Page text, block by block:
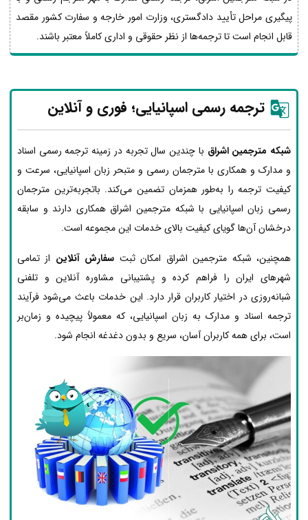
پیگیری مراحل تأیید دادگستری، وزارت امور خارجه و سفارت کشور مقصد
قابل انجام است تا ترجمه‌ها از نظر حقوقی و اداری کاملاً معتبر باشند.
ترجمه رسمی اسپانیایی؛ فوری و آنلاین
شبکه مترجمین اشراق با چندین سال تجربه در زمینه ترجمه رسمی اسناد
و مدارک و همکاری با مترجمان رسمی و متبحر زبان اسپانیایی، سرعت و
کیفیت ترجمه را به‌طور همزمان تضمین می‌کند. باتجربه‌ترین مترجمان
رسمی زبان اسپانیایی با شبکه مترجمین اشراق همکاری دارند و سابقه
درخشان آن‌ها گویای کیفیت بالای خدمات این مجموعه است.
همچنین، شبکه مترجمین اشراق امکان ثبت سفارش آنلاین از تمامی
شهرهای ایران را فراهم کرده و پشتیبانی مشاوره آنلاین و تلفنی
شبانه‌روزی در اختیار کاربران قرار دارد. این خدمات باعث می‌شود فرآیند
ترجمه اسناد و مدارک به زبان اسپانیایی، که معمولاً پیچیده و زمان‌بر
است، برای همه کاربران آسان، سریع و بدون دغدغه انجام شود.